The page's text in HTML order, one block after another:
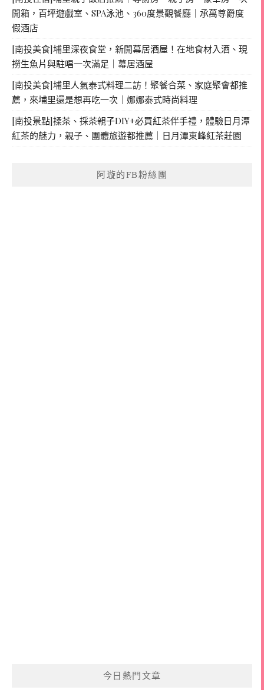
開箱，百坪遊戲室、SPA泳池、360度景觀餐廳｜承萬尊爵度
假酒店
[南投美食]埔里深夜食堂，新開幕居酒屋！在地食材入酒、現
撈生魚片與駐唱一次滿足｜幕居酒屋
[南投美食]埔里人氣泰式料理二訪！聚餐合菜、家庭聚會都推
薦，來埔里還是想再吃一次｜娜娜泰式時尚料理
[南投景點]揉茶、採茶親子DIY+必買紅茶伴手禮，體驗日月潭
紅茶的魅力，親子、團體旅遊都推薦｜日月潭東峰紅茶莊園
阿璇的FB粉絲團
今日熱門文章